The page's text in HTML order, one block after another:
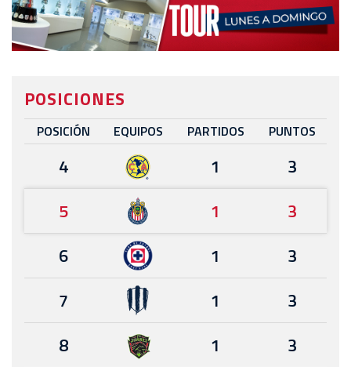
POSICIONES
POSICIÓN EQUIPOS PARTIDOS PUNTOS
4 1
3
5
1
3
6
1
3
7
1
3
8
1 3